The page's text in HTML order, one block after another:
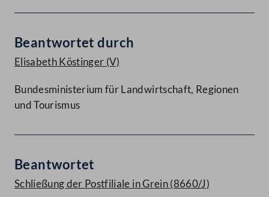
Beantwortet durch
Elisabeth Köstinger (V)
Bundesministerium für Landwirtschaft, Regionen
und Tourismus
Beantwortet
Schließung der Postfiliale in Grein (8660/J)